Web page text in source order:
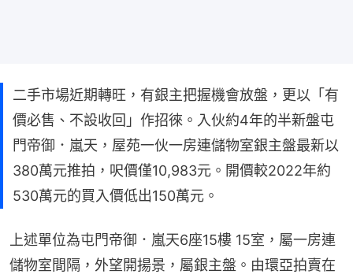
二手市場近期轉旺，有銀主把握機會放盤，更以「有
價必售、不設收回」作招徠。入伙約4年的半新盤屯
門帝御．嵐天，屋苑一伙一房連儲物室銀主盤最新以
380萬元推拍，呎價僅10,983元。開價較2022年約
530萬元的買入價低出150萬元。
上述單位為屯門帝御．嵐天6座15樓 15室，屬一房連
儲物室間隔，外望開揚景，屬銀主盤。由環亞拍賣在